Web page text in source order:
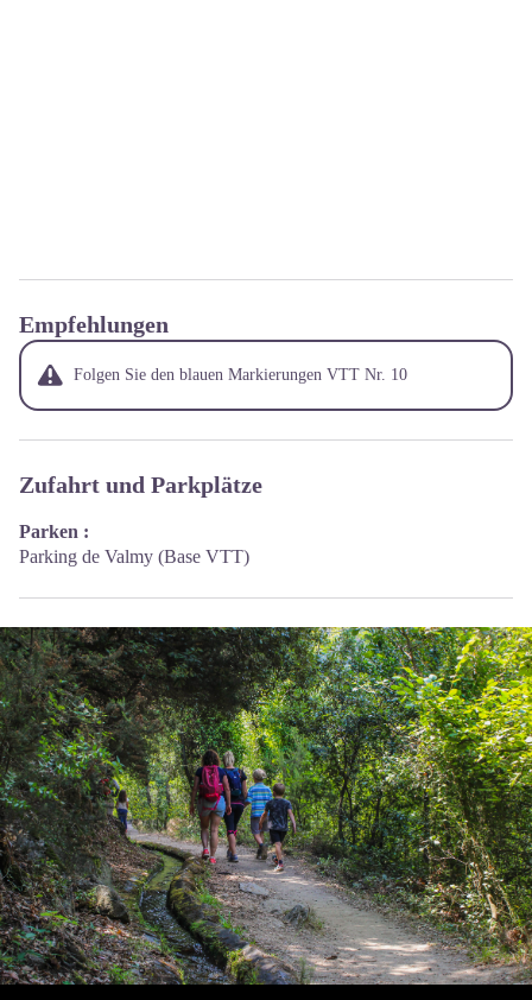
Empfehlungen
Folgen Sie den blauen Markierungen VTT Nr. 10
Zufahrt und Parkplätze
Parken :
Parking de Valmy (Base VTT)